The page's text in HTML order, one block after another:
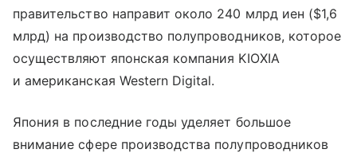
правительство направит около 240 млрд иен ($1,6
млрд) на производство полупроводников, которое
осуществляют японская компания KIOXIA
и американская Western Digital.
Япония в последние годы уделяет большое
внимание сфере производства полупроводников